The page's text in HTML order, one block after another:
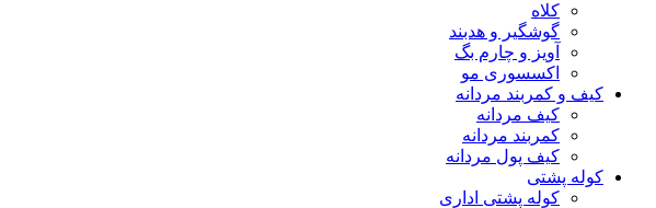
کلاه
گوشگیر و هدبند
آویز و چارم بگ
اکسسوری مو
کیف و کمربند مردانه
کیف مردانه
کمربند مردانه
کیف پول مردانه
کوله پشتی
کوله پشتی اداری